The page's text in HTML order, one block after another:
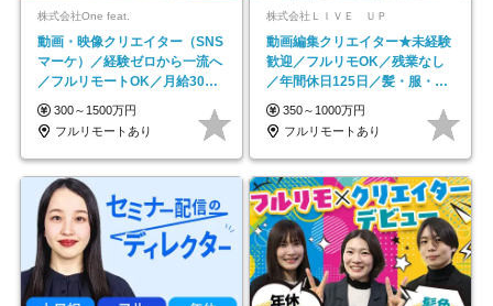
株式会社One feat.
動画・映像クリエイター（SNS
マーケ）／経験ゼロから一流へ
／フルリモートOK／月給30万
円～／年休130日以上
300～1500万円
フルリモートあり
株式会社ＬＩＶＥ ＵＰ
動画編集クリエイター★未経験
歓迎／フルリモOK／残業なし
／年間休日125日／髪・服・ネ
イル自由／研修充実で安心
350～1000万円
フルリモートあり